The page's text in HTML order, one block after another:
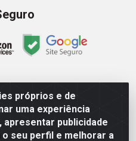
próprios e de
uma experiência
apresentar publicidade
seu perfil e melhorar a
- Av. Senador Queiróz, 274
São Paulo/SP – CNPJ
0006-46